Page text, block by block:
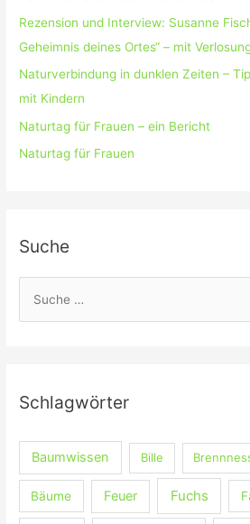
Rezension und Interview: Susanne
Geheimnis deines Ortes“ – mit
Naturverbindung in dunklen Zeiten –
mit Kindern
Naturtag für Frauen – ein Bericht
Naturtag für Frauen
Suche
n
c
Schlagwörter
Baumwissen Bille
Bäume Feuer Fuchs